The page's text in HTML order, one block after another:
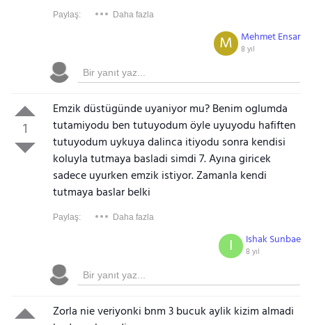
Paylaş: Daha fazla
Mehmet Ensar
8 yıl
M
1
Emzik düstügünde uyaniyor mu? Benim oglumda
tutamiyodu ben tutuyodum öyle uyuyodu hafiften
tutuyodum uykuya dalinca itiyodu sonra kendisi
koluyla tutmaya basladi simdi 7. Ayına giricek
sadece uyurken emzik istiyor. Zamanla kendi
tutmaya baslar belki
Paylaş: Daha fazla
Ishak Sunbae
8 yıl
I
Zorla nie veriyonki bnm 3 bucuk aylik kizim almadi